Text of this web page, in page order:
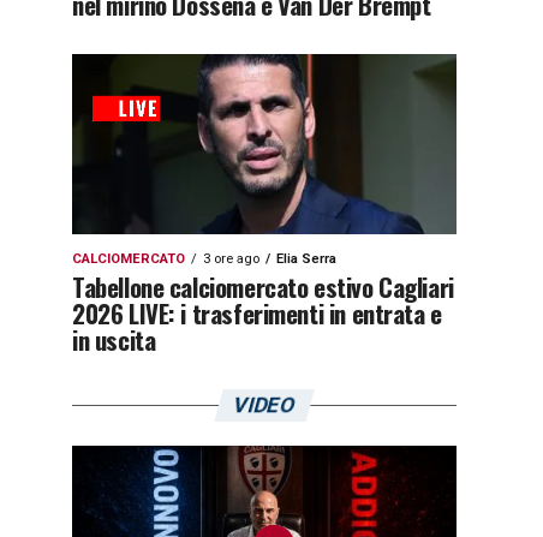
CALCIOMERCATO 3 ore ago Elia Serra
Tabellone calciomercato estivo Cagliari
2026 LIVE: i trasferimenti in entrata e
in uscita
VIDEO